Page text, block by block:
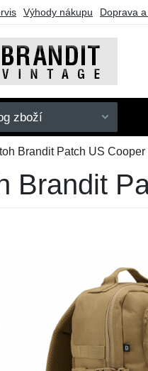
Výhody nákupu Doprava
zboží
Brandit Patch US Cooper
Brandit